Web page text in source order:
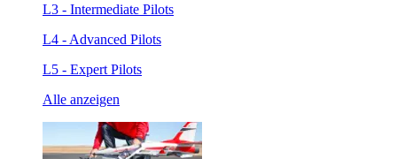
L3 - Intermediate Pilots
L4 - Advanced Pilots
L5 - Expert Pilots
Alle anzeigen